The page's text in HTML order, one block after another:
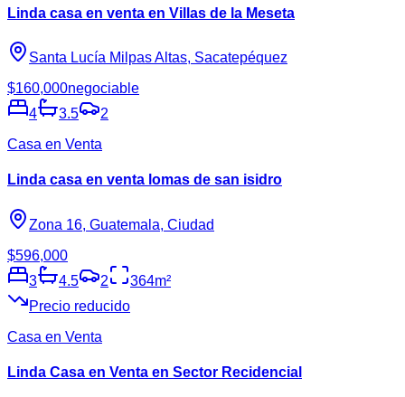
Linda casa en venta en Villas de la Meseta
Santa Lucía Milpas Altas, Sacatepéquez
$160,000negociable
4
3.5
2
Casa en Venta
Linda casa en venta lomas de san isidro
Zona 16, Guatemala, Ciudad
$596,000
3
4.5 2 364m²
Precio reducido
Casa en Venta
Linda Casa en Venta en Sector Recidencial